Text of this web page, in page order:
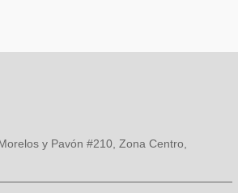
y Pavón #210, Zona Centro,